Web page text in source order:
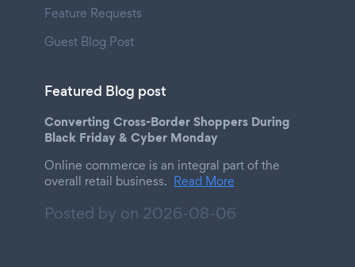
Feature Requests
Guest Blog Post
Featured Blog post
Converting Cross-Border Shoppers During
Black Friday & Cyber Monday
Online commerce is an integral part of the
overall retail business. Read More
Posted by on 2026-08-06